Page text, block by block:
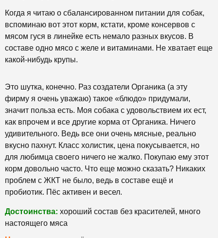
Когда я читаю о сбалансированном питании для собак,
вспоминаю вот этот корм, кстати, кроме консервов с
мясом гуся в линейке есть немало разных вкусов. В
составе одно мясо с желе и витаминами. Не хватает еще
какой-нибудь крупы.
Это шутка, конечно. Раз создатели Органика (а эту
фирму я очень уважаю) такое «блюдо» придумали,
значит польза есть. Моя собака с удовольствием их ест,
как впрочем и все другие корма от Органика. Ничего
удивительного. Ведь все они очень мясные, реально
вкусно пахнут. Класс холистик, цена покусывается, но
для любимца своего ничего не жалко. Покупаю ему этот
корм довольно часто. Что еще можно сказать? Никаких
проблем с ЖКТ не было, ведь в составе ещё и
пробиотик. Пёс активен и весел.
Достоинства: хороший состав без красителей, много
настоящего мяса